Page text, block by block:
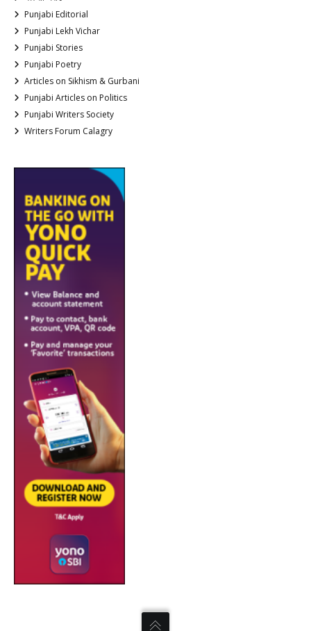
Punjabi Editorial
Punjabi Lekh Vichar
Punjabi Stories
Punjabi Poetry
Articles on Sikhism & Gurbani
Punjabi Articles on Politics
Punjabi Writers Society
Writers Forum Calagry